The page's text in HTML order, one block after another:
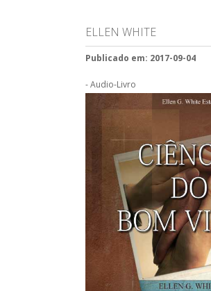
ELLEN WHITE
Publicado em: 2017-09-04
- Audio-Livro